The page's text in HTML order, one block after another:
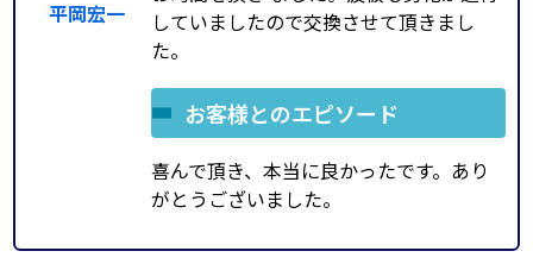
平岡宏一
していましたので交換させて頂きまし
た。
お客様とのエピソード
喜んで頂き、本当に良かったです。あり
がとうございました。